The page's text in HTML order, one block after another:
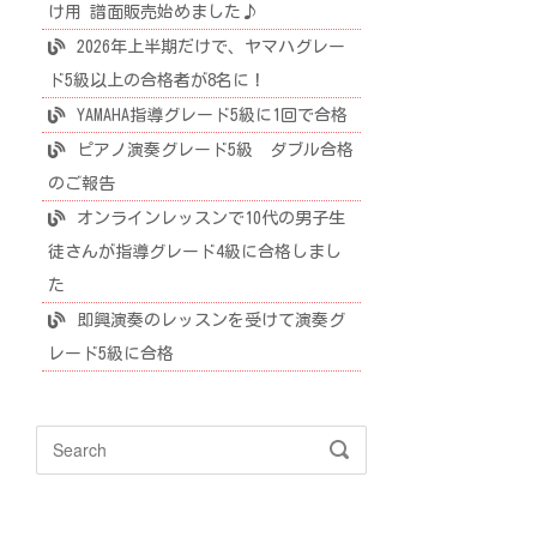
け用 譜面販売始めました♪
2026年上半期だけで、ヤマハグレー
ド5級以上の合格者が8名に！
YAMAHA指導グレード5級に1回で合格
ピアノ演奏グレード5級 ダブル合格
のご報告
オンラインレッスンで10代の男子生
徒さんが指導グレード4級に合格しまし
た
即興演奏のレッスンを受けて演奏グ
レード5級に合格
Search
SEARCH